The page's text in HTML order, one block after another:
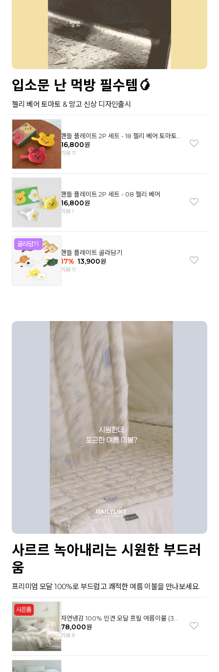
입소문 난 먹방 필수템🥭
젤리 베어 토마토 & 망고 신상 디자인출시
핸들 플레이트 2P 세트 - 18 젤리 베어 토마토
& 망고
16,800원
리뷰 11
핸들 플레이트 2P 세트 - 08 젤리 베어
16,800원
리뷰 1
핸들 플레이트 골라담기
17% 13,900원
리뷰 11
사르르 녹아내리는 시원한 부드러
움
프리미엄 모달 100%로 부드럽고 쾌적한 여름 이불을 만나보세요.
자연냉감 100% 인견 모달 프릴 여름이불 (3컬
러)
78,000원
리뷰 8